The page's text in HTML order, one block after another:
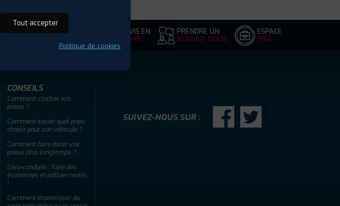
FAQ DEVIS EN
LIGNE
PRENDRE UN
RENDEZ-VOUS
ESPACE
PRO
CONSEILS
Comment stocker vos
pneus ?
Comment savoir quel pneu
choisir pour son véhicule ?
Comment faire durer vos
pneus plus longtemps ?
L'éco-conduite : faire des
économies et polluer moins
!
Comment économiser du
SUIVEZ-NOUS SUR :
Tout accepter
Politique de cookies